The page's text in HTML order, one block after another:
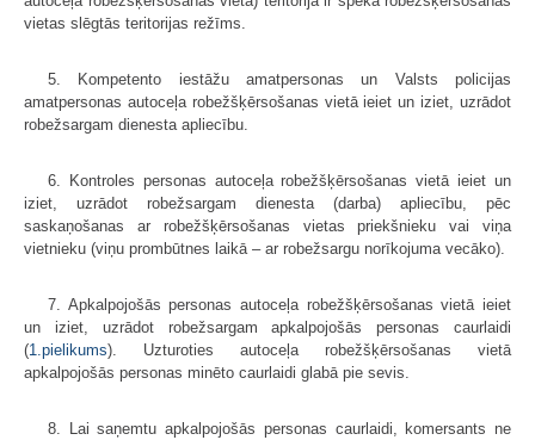
vietas slēgtās teritorijas režīms.
5. Kompetento iestāžu amatpersonas un Valsts policijas
amatpersonas autoceļa robežšķērsošanas vietā ieiet un iziet, uzrādot
robežsargam dienesta apliecību.
6. Kontroles personas autoceļa robežšķērsošanas vietā ieiet un
iziet, uzrādot robežsargam dienesta (darba) apliecību, pēc
saskaņošanas ar robežšķērsošanas vietas priekšnieku vai viņa
vietnieku (viņu prombūtnes laikā – ar robežsargu norīkojuma vecāko).
7. Apkalpojošās personas autoceļa robežšķērsošanas vietā ieiet
un iziet, uzrādot robežsargam apkalpojošās personas caurlaidi
(1.pielikums). Uzturoties autoceļa robežšķērsošanas vietā
apkalpojošās personas minēto caurlaidi glabā pie sevis.
8. Lai saņemtu apkalpojošās personas caurlaidi, komersants ne